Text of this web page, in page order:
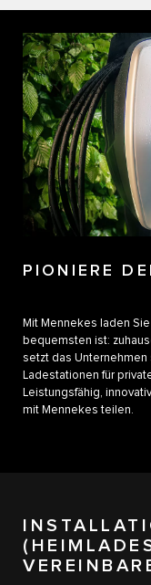
PIONIERE
Mit Mennekes laden
bequemsten ist:
setzt das Unternehmen
Ladestationen für
Leistungsfähig,
mit Mennekes teilen.